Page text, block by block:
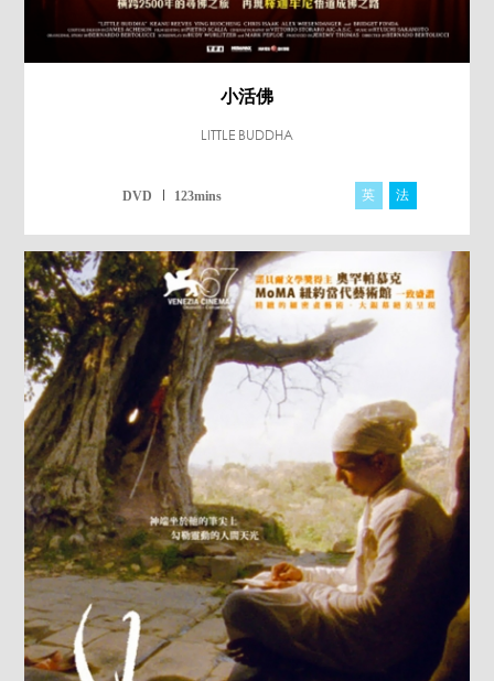
小活佛
LITTLE BUDDHA
DVD 123mins 英 法